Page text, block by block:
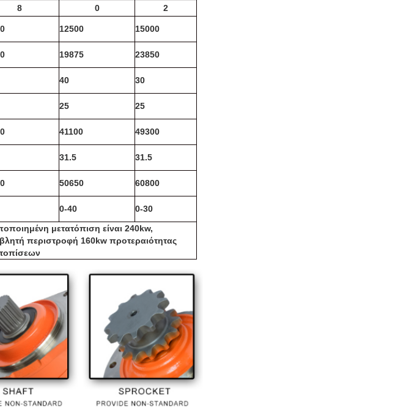
8 0 2
12500 15000
19875 23850
40 30
25 25
41100 49300
31.5 31.5
50650 60800
0-40 0-30
μετατόπιση είναι 240kw,
περιστροφή 160kw προτεραιότητας